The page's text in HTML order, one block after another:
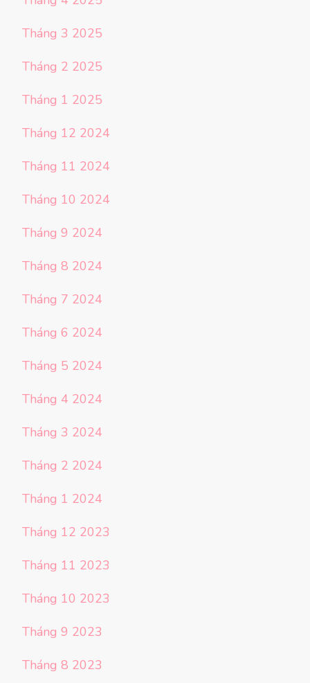
Tháng 3 2025
Tháng 2 2025
Tháng 1 2025
Tháng 12 2024
Tháng 11 2024
Tháng 10 2024
Tháng 9 2024
Tháng 8 2024
Tháng 7 2024
Tháng 6 2024
Tháng 5 2024
Tháng 4 2024
Tháng 3 2024
Tháng 2 2024
Tháng 1 2024
Tháng 12 2023
Tháng 11 2023
Tháng 10 2023
Tháng 9 2023
Tháng 8 2023